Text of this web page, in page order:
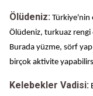
Ölüdeniz: Türkiye'nin
Ölüdeniz, turkuaz rengi
Burada yüzme, sörf
birçok aktivite
Kelebekler Vadisi: